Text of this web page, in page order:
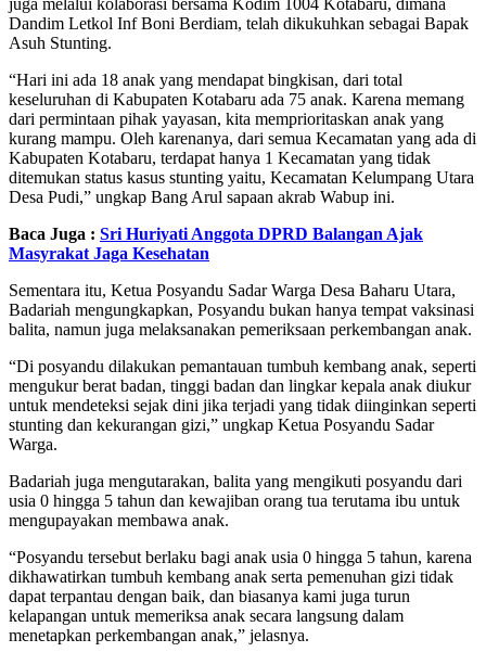
Dandim Letkol Inf Boni Berdiam, telah dikukuhkan sebagai Bapak
Asuh Stunting.
“Hari ini ada 18 anak yang mendapat bingkisan, dari total
keseluruhan di Kabupaten Kotabaru ada 75 anak. Karena memang
dari permintaan pihak yayasan, kita memprioritaskan anak yang
kurang mampu. Oleh karenanya, dari semua Kecamatan yang ada di
Kabupaten Kotabaru, terdapat hanya 1 Kecamatan yang tidak
ditemukan status kasus stunting yaitu, Kecamatan Kelumpang Utara
Desa Pudi,” ungkap Bang Arul sapaan akrab Wabup ini.
Baca Juga : Sri Huriyati Anggota DPRD Balangan Ajak
Masyrakat Jaga Kesehatan
Sementara itu, Ketua Posyandu Sadar Warga Desa Baharu Utara,
Badariah mengungkapkan, Posyandu bukan hanya tempat vaksinasi
balita, namun juga melaksanakan pemeriksaan perkembangan anak.
“Di posyandu dilakukan pemantauan tumbuh kembang anak, seperti
mengukur berat badan, tinggi badan dan lingkar kepala anak diukur
untuk mendeteksi sejak dini jika terjadi yang tidak diinginkan seperti
stunting dan kekurangan gizi,” ungkap Ketua Posyandu Sadar
Warga.
Badariah juga mengutarakan, balita yang mengikuti posyandu dari
usia 0 hingga 5 tahun dan kewajiban orang tua terutama ibu untuk
mengupayakan membawa anak.
“Posyandu tersebut berlaku bagi anak usia 0 hingga 5 tahun, karena
dikhawatirkan tumbuh kembang anak serta pemenuhan gizi tidak
dapat terpantau dengan baik, dan biasanya kami juga turun
kelapangan untuk memeriksa anak secara langsung dalam
menetapkan perkembangan anak,” jelasnya.